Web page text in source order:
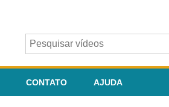
CONTATO AJUDA